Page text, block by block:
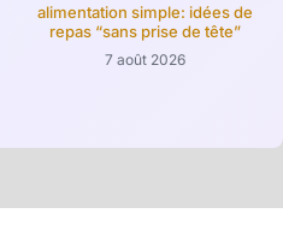
alimentation simple: idées de
repas “sans prise de tête”
7 août 2026